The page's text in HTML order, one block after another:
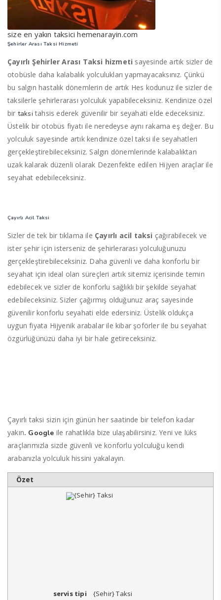
size en yakın taksici hemenarayin.com
Şehirler Arası Taksi Hizmeti
Çayırlı Şehirler Arası Taksi hizmeti sayesinde artık sizler de
otobüsle daha kalabalık yolculukları yapmayacaksınız. Çünkü
bu salgın hastalık dönemlerin de artık Hes kodunuz ile sizler de
taksilerle şehirlerarası yolculuk yapabileceksiniz. Kendinize özel
bir taksitahsis ederek güvenilir bir seyahati elde edeceksiniz.
Üstelik bir otobüs fiyatı ile neredeyse aynı rakama eş değer. Bu
yolculuk sayesinde artık kendinize özel taksi ile seyahatleri
gerçekleştirebileceksiniz. Salgın dönemlerinde kalabalıktan
uzak kalarak düzenli olarak Dezenfekte edilen Hijyen araçlar ile
seyahat edebileceksiniz.
Çayırlı Acil Taksi
Sizler de tek bir tıklama ile Çayırlı acil taksi çağırabilecek ve
ister şehir için isterseniz de şehirlerarası yolculuğunuzu
gerçekleştirebileceksiniz. Daha güvenli ve daha konforlu bir
seyahat için ideal olan süreçleri artık sitemiz içerisinde temin
edebilecek ve sizler de konforlu sağlıklı bir şekilde seyahat
edebileceksiniz. Sizler çağırmış olduğunuz araç sayesinde
güvenilir konforlu seyahati elde edersiniz. Üstelik oldukça
uygun fiyata Hijyenik arabalar ile kibar şoförler ile bu seyahat
özgürlüğünüzü daha iyi bir hale getireceksiniz.
Çayırlı taksi sizin için günün her saatinde bir telefon kadar
yakın. Google ile rahatlıkla bize ulaşabilirsiniz. Yeni ve lüks
araçlarımızla sizde güvenli ve konforlu yolculuğu kendi
arabanızla yolculuk hissini yakalayın.
Özet
servis tipi
{Sehir} Taksi